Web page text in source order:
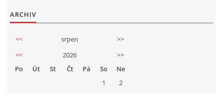
ARCHIV
<< srpen
>>
<<
2026
>>
Po
Út St Čt Pá So
Ne
1
2